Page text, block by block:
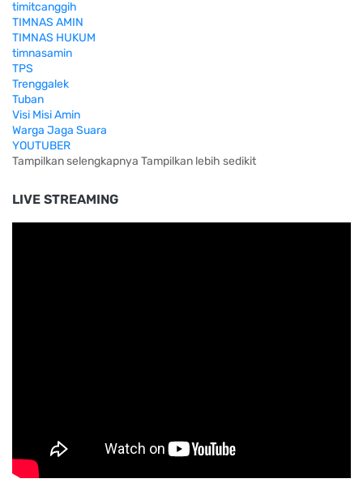
timitcanggih
TIMNAS AMIN
TIMNAS HUKUM
timnasamin
TPS
Trenggalek
Tuban
Visi Misi Amin
Warga Jaga Suara
YOUTUBER
Tampilkan selengkapnya Tampilkan lebih sedikit
LIVE STREAMING